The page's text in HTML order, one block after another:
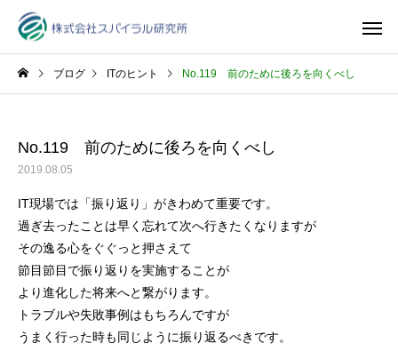
ブログ ITのヒント No.119 前のために後ろを向くべし
No.119 前のために後ろを向くべし
2019.08.05
IT現場では「振り返り」がきわめて重要です。
過ぎ去ったことは早く忘れて次へ行きたくなりますが
その逸る心をぐぐっと押さえて
節目節目で振り返りを実施することが
より進化した将来へと繋がります。
トラブルや失敗事例はもちろんですが
うまく行った時も同じように振り返るべきです。